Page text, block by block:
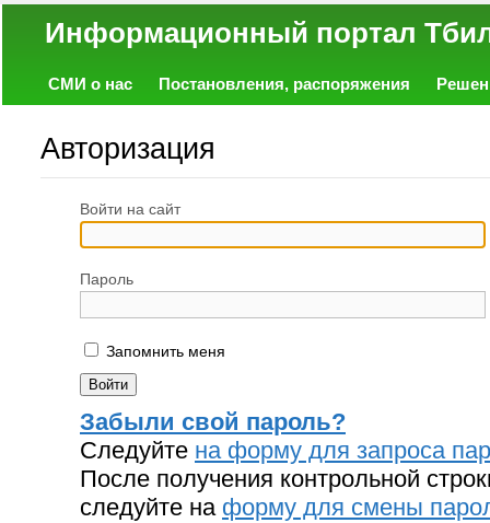
Информационный
СМИ о нас Постановления, распоряжения
Авторизация
Войти на сайт
Пароль
Запомнить меня
Забыли свой пароль?
Следуйте на форму для запроса
После получения контрольной
следуйте на форму для смены